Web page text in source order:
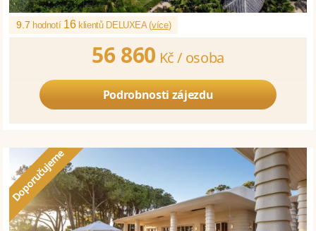
9.7 hodnotí 16klientů DELUXEA (více)
56 860 Kč / osoba
Podrobnosti zájezdu